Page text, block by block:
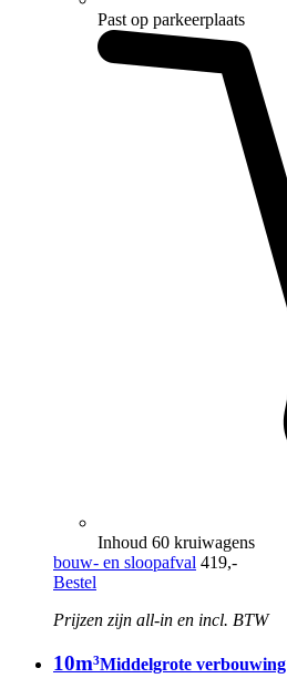
Past op parkeerplaats
Inhoud 60 kruiwagens
bouw- en sloopafval 419,-
Bestel
Prijzen zijn all-in en incl. BTW
10m³Middelgrote verbouwing